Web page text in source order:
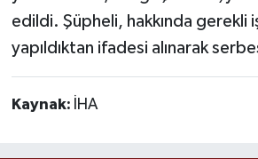
edildi. Şüpheli, hakkında gerekli
yapıldıktan ifadesi alınarak
Kaynak: İHA